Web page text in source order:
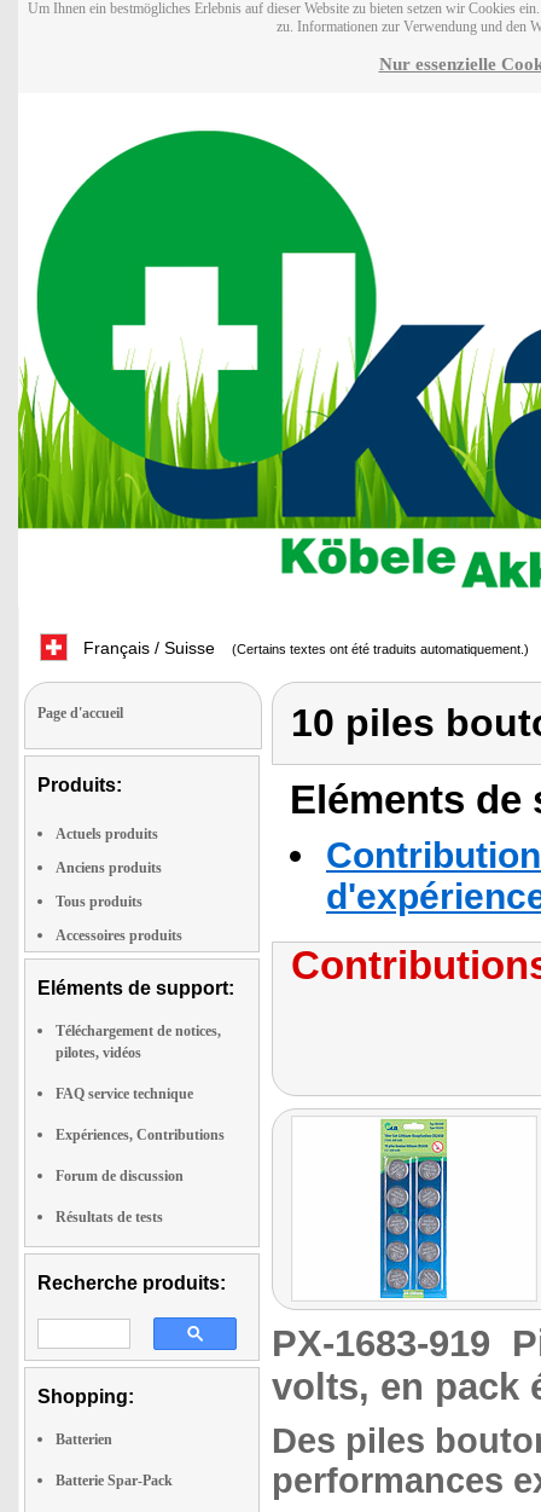
Um Ihnen ein bestmögliches Erlebnis auf dieser Website zu bieten setzen wir Cookies
zu. Informationen zur Verwendung und den
Nur essenzielle
Français / Suisse (Certains textes ont été traduits automatiquement.)
Page d'accueil
Produits:
Actuels produits
Anciens produits
Tous produits
Accessoires produits
Eléments de support:
Téléchargement de notices,
pilotes, vidéos
FAQ service technique
Expériences, Contributions
Forum de discussion
Résultats de tests
Recherche produits:
Shopping:
Batterien
Batterie Spar-Pack
10 piles
Eléments
PX-1683-919
volts, en pack
Des piles
performances